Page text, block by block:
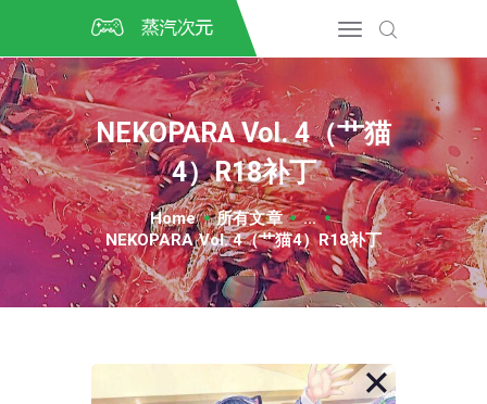
NEKOPARA Vol. 4（艹猫
4）R18补丁
Home 所有文章
...
NEKOPARA Vol. 4（艹猫4）R18补丁
CSGO开箱
DOTA2开箱
开箱教程
CSGO/DOTA2/绝地求生第
三方开箱
COSPLAY
CSGO音乐盒
CSGO手套